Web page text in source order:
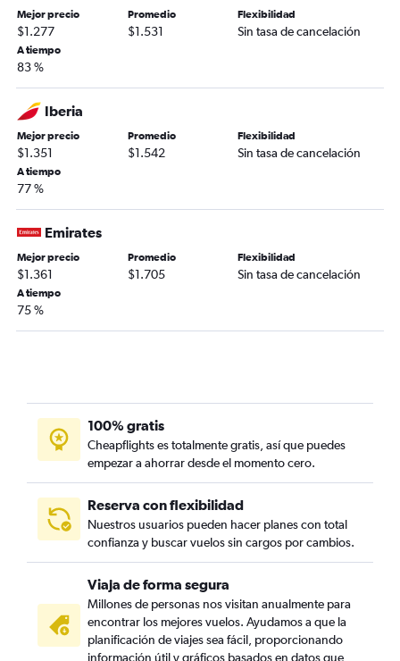
Mejor precio
$1.277
Promedio
$1.531
Flexibilidad
Sin tasa de cancelación
A tiempo
83 %
Iberia
Mejor precio
$1.351
Promedio
$1.542
Flexibilidad
Sin tasa de cancelación
A tiempo
77 %
Emirates
Mejor precio
$1.361
Promedio
$1.705
Flexibilidad
Sin tasa de cancelación
A tiempo
75 %
100% gratis
Cheapflights es totalmente gratis, así que puedes
empezar a ahorrar desde el momento cero.
Reserva con flexibilidad
Nuestros usuarios pueden hacer planes con total
confianza y buscar vuelos sin cargos por cambios.
Viaja de forma segura
Millones de personas nos visitan anualmente para
encontrar los mejores vuelos. Ayudamos a que la
planificación de viajes sea fácil, proporcionando
información útil y gráficos basados en datos que